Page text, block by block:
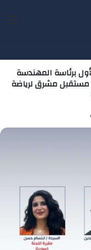
جديداً مع ليغانيس
برئاسة المهندسة
مشرق لرياضة